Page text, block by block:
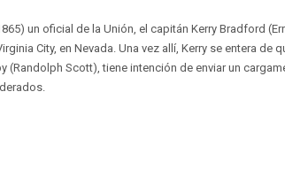
un oficial de la Unión, el capitán Kerry Bradford
City, en Nevada. Una vez allí, Kerry se entera de
(Randolph Scott), tiene intención de enviar un